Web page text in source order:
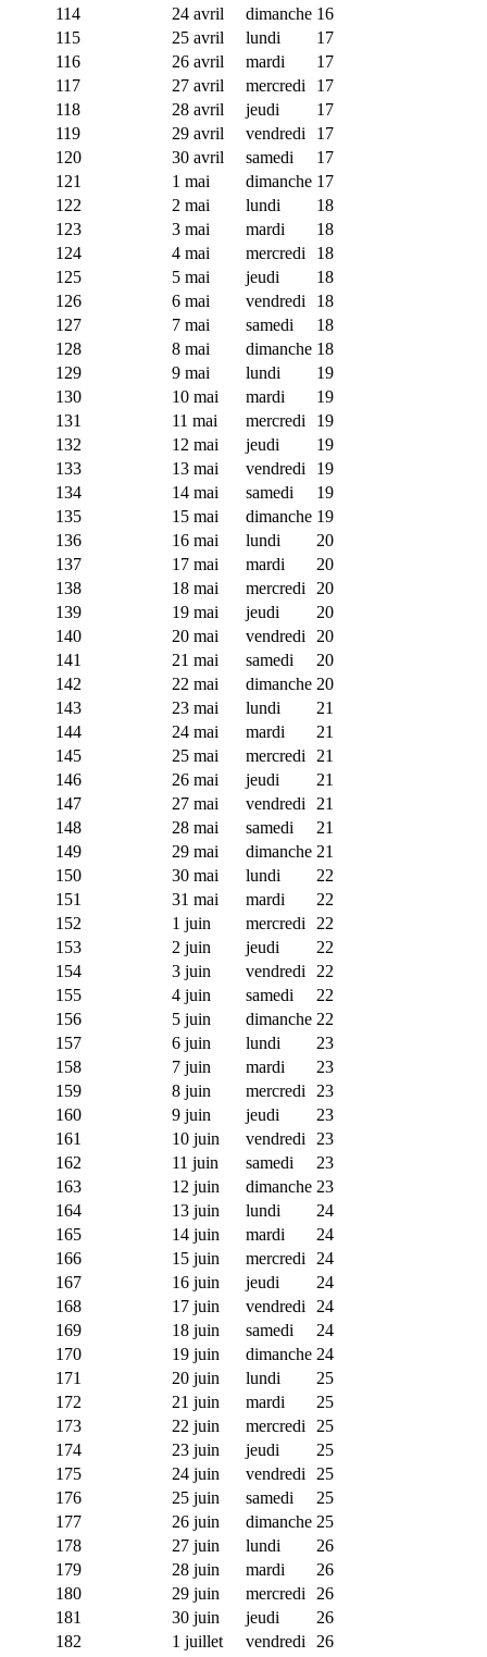
114
24 avril dimanche 16
115
25 avril lundi
17
116
26 avril mardi
17
117
27 avril mercredi
17
118
28 avril jeudi
17
119
29 avril vendredi
17
120
30 avril samedi
17
121
1 mai dimanche 17
122
2 mai lundi
18
123
3 mai mardi
18
124
4 mai mercredi
18
125
5 mai jeudi
18
126
6 mai vendredi
18
127
7 mai samedi
18
128
8 mai dimanche 18
129
9 mai lundi
19
130
10 mai mardi
19
131
11 mai mercredi
19
132
12 mai jeudi
19
133
13 mai vendredi
19
134
14 mai samedi
19
135
15 mai dimanche 19
136
16 mai lundi
20
137
17 mai mardi
20
138
18 mai mercredi
20
139
19 mai jeudi
20
140
20 mai vendredi
20
141
21 mai samedi
20
142
22 mai dimanche 20
143
23 mai lundi
21
144
24 mai mardi
21
145
25 mai mercredi
21
146
26 mai jeudi
21
147
27 mai vendredi
21
148
28 mai samedi
21
149
29 mai dimanche 21
150
30 mai lundi
22
151
31 mai mardi
22
152
1 juin mercredi
22
153
2 juin jeudi
22
154
3 juin vendredi
22
155
4 juin samedi
22
156
5 juin dimanche 22
157
6 juin lundi
23
158
7 juin mardi
23
159
8 juin mercredi
23
160
9 juin jeudi
23
161
10 juin vendredi
23
162
11 juin samedi
23
163
12 juin dimanche 23
164
13 juin lundi
24
165
14 juin mardi
24
166
15 juin mercredi
24
167
16 juin jeudi
24
168
17 juin vendredi
24
169
18 juin samedi
24
170
19 juin dimanche 24
171
20 juin lundi
25
172
21 juin mardi
25
173
22 juin mercredi
25
174
23 juin jeudi
25
175
24 juin vendredi
25
176
25 juin samedi
25
177
26 juin dimanche 25
178
27 juin lundi
26
179
28 juin mardi
26
180
29 juin mercredi
26
181
30 juin jeudi
26
182
1 juillet vendredi
26